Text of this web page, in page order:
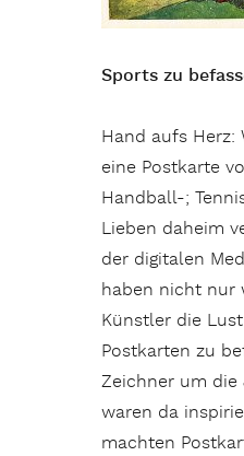
Sports zu
Hand aufs Herz:
eine Postkarte
Handball-;
Lieben daheim
der digitalen
haben nicht nur
Künstler die
Postkarten zu
Zeichner um
waren da
machten